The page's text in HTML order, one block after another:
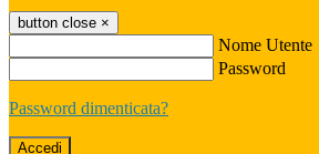
button close ×
Nome Utente
Password
Password dimenticata?